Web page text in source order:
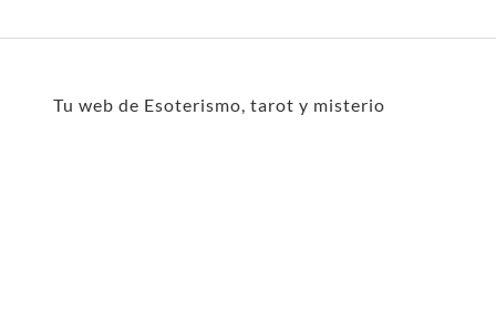
Tu web de Esoterismo, tarot y misterio